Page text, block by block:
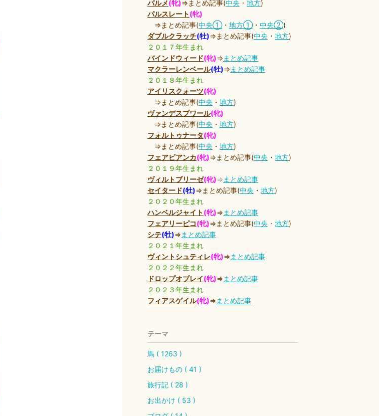
パルメ(牝)⇒まとめ記事(中央 ・ 地方)
パルスレート(牝)
⇒まとめ記事(中央①・ 地方①・ 中央②)
ダブルクラッチ(牡)⇒まとめ記事(中央 ・ 地方)
２０１７年生まれ
バインドウィード(牝)⇒ まとめ記事
マクラーレンベール(牡)⇒ まとめ記事
２０１８年生まれ
アイリスクォーツ(牝)
⇒まとめ記事(中央 ・ 地方)
ヴァンデスプワール(牝)
⇒まとめ記事(中央 ・ 地方)
フォルトゥナータ(牝)
⇒まとめ記事(中央 ・ 地方)
フェアビアンカ(牝)⇒まとめ記事(中央 ・ 地方)
２０１９年生まれ
ヴィルトブリーゼ(牝)⇒ まとめ記事
セイタード(牡)⇒まとめ記事(中央 ・ 地方)
２０２０年生まれ
ハンベルジャイト(牝)⇒ まとめ記事
フェアリーピコ(牝)⇒まとめ記事(中央 ・ 地方)
シテ(牡)⇒ まとめ記事
２０２１年生まれ
ヴィントシュティレ(牝)⇒ まとめ記事
２０２２年生まれ
ドロップオブレイ(牝)⇒ まとめ記事
２０２３年生まれ
フィアスゲイル(牝)⇒ まとめ記事
テーマ
馬 ( 1263 )
お届けもの ( 41 )
旅行記 ( 28 )
お出かけ ( 53 )